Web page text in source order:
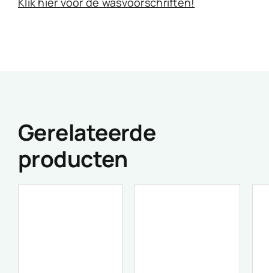
Gerelateerde
producten